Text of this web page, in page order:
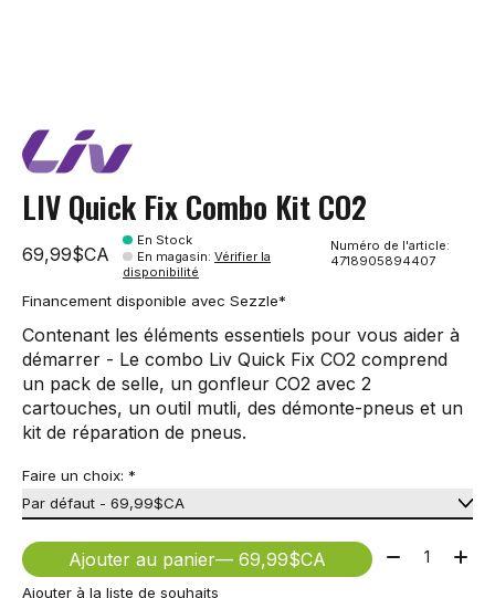
LIV Quick Fix Combo Kit CO2
69,99$CA
En Stock
En magasin:Vérifier la
disponibilité
Numéro de l'article:
4718905894407
Financement disponible avec Sezzle*
Contenant les éléments essentiels pour vous aider à
démarrer - Le combo Liv Quick Fix CO2 comprend
un pack de selle, un gonfleur CO2 avec 2
cartouches, un outil mutli, des démonte-pneus et un
kit de réparation de pneus.
Faire un choix: *
Ajouter au panier — 69,99$CA Quantité:
Ajouter à la liste de souhaits